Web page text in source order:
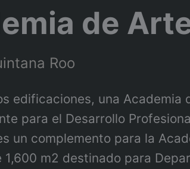
de
Roo
edificaciones, una
para el Desarrollo
un complemento para la
m2 destinado para